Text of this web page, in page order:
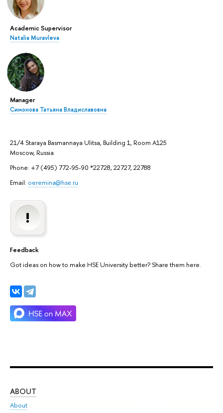
Academic Supervisor
Natalia Muravleva
Manager
Симонова Татьяна Владиславовна
21/4 Staraya Basmannaya Ulitsa, Building 1, Room A125
Moscow, Russia
Phone: +7 (495) 772-95-90 *22728, 22727, 22788
Email: oeremina@hse.ru
Feedback
Got ideas on how to make HSE University better? Share them here.
ABOUT
About